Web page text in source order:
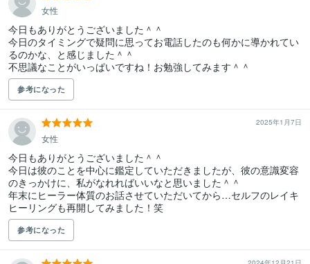
女性
今日もありがとうございました＾＾
今日のタイミングで疑問に思ってお電話したのも何かに導かれてい
るのかな、と感じました＾＾
不思議なことがいっぱいですね！お勉強してみます＾＾
参考になった
2025年1月7日
女性
今日もありがとうございました＾＾
今日は彼のことを中心に鑑定していただきましたが、彼の意識変容
のきっかけに、私がなれればいいなと思いました＾＾
年末にヒーラー体質のお話させていただいてから…セルフのレイキ
ヒーリングも再開してみました！笑
参考になった